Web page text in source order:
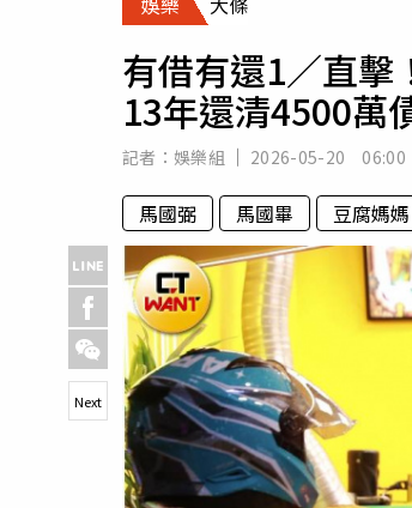
房
有借有還1／直
13年還清4500萬
記者： 娛樂組 2026-05-20 06:00
馬國弼 馬國畢 豆腐媽媽
Next